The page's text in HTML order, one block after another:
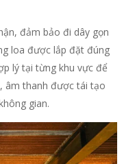
đảm bảo đi dây gọn
loa được lắp đặt đúng
lý tại từng khu vực để
âm thanh được tái tạo
gian.